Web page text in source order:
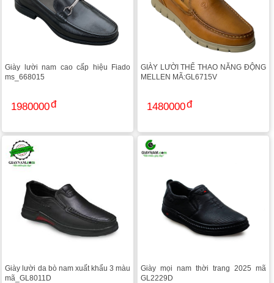
Giày lười nam cao cấp hiệu Fiado
ms_668015
1980000
GIÀY LƯỜI THỂ THAO NĂNG ĐỘNG
MELLEN MÃ:GL6715V
1480000
Giày lười da bò nam xuất khẩu 3 màu
mã_GL8011D
Giày mọi nam thời trang 2025 mã
GL2229D